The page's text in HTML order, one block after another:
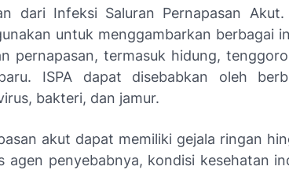
dari Infeksi Saluran Pernapasan
untuk menggambarkan berbagai
pernapasan, termasuk hidung,
ISPA dapat disebabkan oleh
bakteri, dan jamur.
akut dapat memiliki gejala ringan
agen penyebabnya, kondisi kesehatan